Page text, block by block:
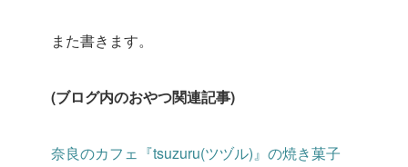
また書きます。
(ブログ内のおやつ関連記事)
奈良のカフェ『tsuzuru(ツヅル)』の焼き菓子